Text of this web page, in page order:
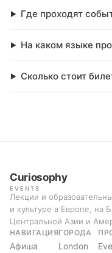
Где проходят
На каком языке
Сколько стоит
Curiosophy
EVENTS
Лекции и
и культуре в Европе, на
Центральной Азии и
НАВИГАЦИЯ
Афиша
ГОРОДА
London